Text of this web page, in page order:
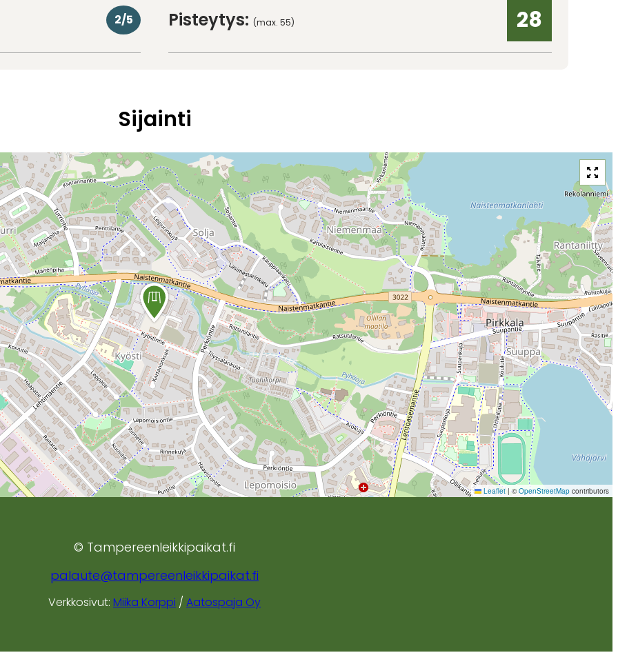
2/5 Pisteytys: (max. 55) 28
Sijainti
Leaflet | ©OpenStreetMap contributors
© Tampereenleikkipaikat.fi
palaute@tampereenleikkipaikat.fi
Verkkosivut: Miika Korppi / Aatospaja Oy